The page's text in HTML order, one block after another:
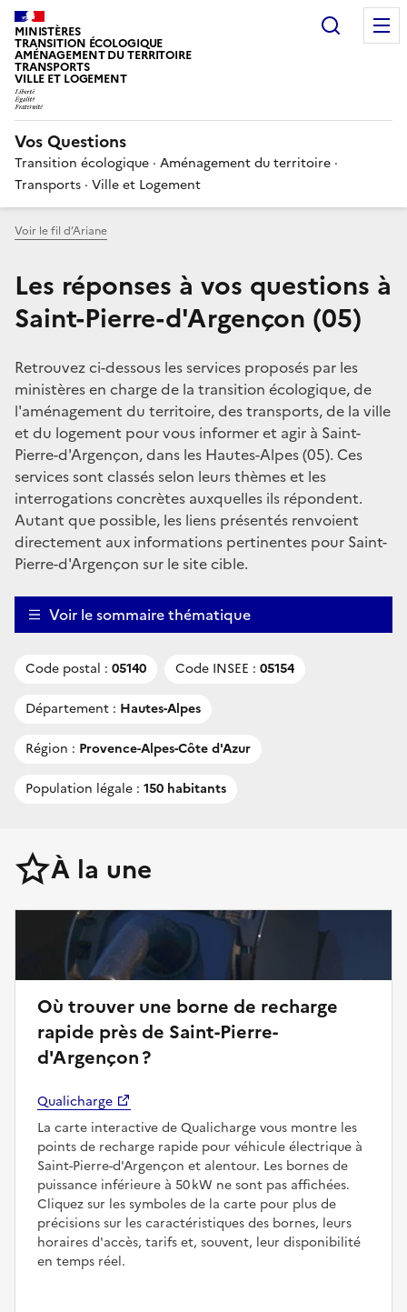
MINISTÈRES
TRANSITION ÉCOLOGIQUE
AMÉNAGEMENT DU TERRITOIRE
TRANSPORTS
VILLE ET LOGEMENT
Vos Questions
Transition écologique · Aménagement du territoire ·
Transports · Ville et Logement
Voir le fil d’Ariane
Les réponses à vos questions à
Saint-Pierre-d'Argençon (05)
Retrouvez ci-dessous les services proposés par les
ministères en charge de la transition écologique, de
l'aménagement du territoire, des transports, de la ville
et du logement pour vous informer et agir à Saint-
Pierre-d'Argençon, dans les Hautes-Alpes (05). Ces
services sont classés selon leurs thèmes et les
interrogations concrètes auxquelles ils répondent.
Autant que possible, les liens présentés renvoient
directement aux informations pertinentes pour Saint-
Pierre-d'Argençon sur le site cible.
Voir le sommaire thématique
Code postal : 05140 Code INSEE : 05154
Département : Hautes-Alpes
Région : Provence-Alpes-Côte d'Azur
Population légale : 150 habitants
À la une
Où trouver une borne de recharge
rapide près de Saint-Pierre-
d'Argençon ?
Qualicharge
La carte interactive de Qualicharge vous montre les
points de recharge rapide pour véhicule électrique à
Saint-Pierre-d'Argençon et alentour. Les bornes de
puissance inférieure à 50 kW ne sont pas affichées.
Cliquez sur les symboles de la carte pour plus de
précisions sur les caractéristiques des bornes, leurs
horaires d'accès, tarifs et, souvent, leur disponibilité
en temps réel.